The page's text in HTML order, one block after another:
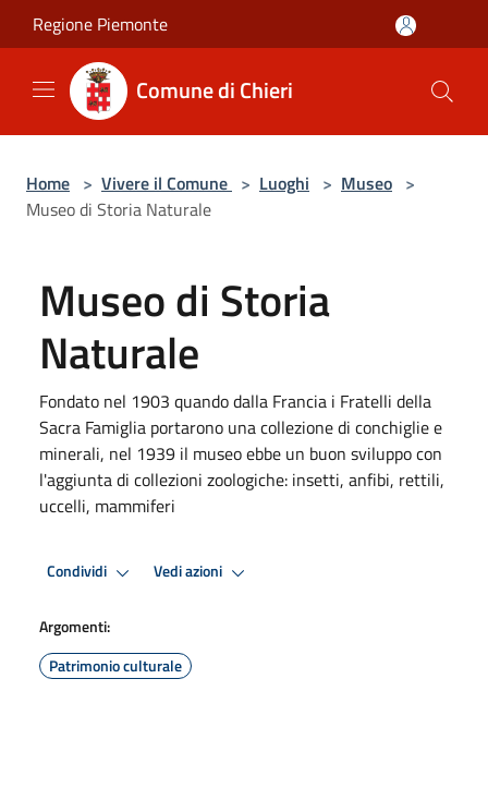
Salta al contenuto principale
Regione Piemonte
Comune di Chieri
Home > Vivere il Comune > Luoghi > Museo >
Museo di Storia Naturale
Museo di Storia
Naturale
Fondato nel 1903 quando dalla Francia i Fratelli della
Sacra Famiglia portarono una collezione di conchiglie e
minerali, nel 1939 il museo ebbe un buon sviluppo con
l'aggiunta di collezioni zoologiche: insetti, anfibi, rettili,
uccelli, mammiferi
Condividi Vedi azioni
Argomenti:
Patrimonio culturale